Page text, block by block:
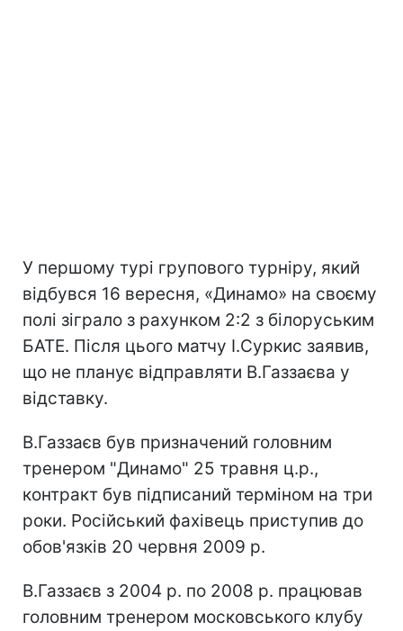
У першому турі групового турніру, який
відбувся 16 вересня, «Динамо» на своєму
полі зіграло з рахунком 2:2 з білоруським
БАТЕ. Після цього матчу І.Суркис заявив,
що не планує відправляти В.Газзаєва у
відставку.
В.Газзаєв був призначений головним
тренером "Динамо" 25 травня ц.р.,
контракт був підписаний терміном на три
роки. Російський фахівець приступив до
обов'язків 20 червня 2009 р.
В.Газзаєв з 2004 р. по 2008 р. працював
головним тренером московського клубу